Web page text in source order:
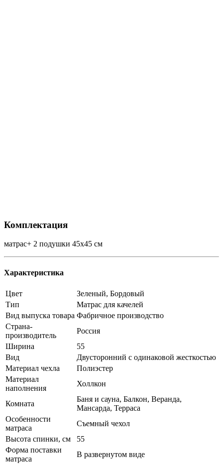
Комплектация
матрас+ 2 подушки 45х45 см
Характеристика
Цвет
Зеленый, Бордовый
Тип
Матрас для качелей
Вид выпуска товара Фабричное производство
Страна-
производитель
Россия
Ширина
55
Вид
Двусторонний с одинаковой жесткостью
Материал чехла
Полиэстер
Материал
наполнения
Холлкон
Комната
Баня и сауна, Балкон, Веранда,
Мансарда, Терраса
Особенности
матраса
Съемный чехол
Высота спинки, см
55
Форма поставки
матраса
В развернутом виде